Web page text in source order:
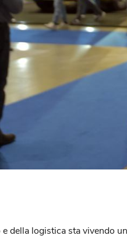
della logistica sta vivendo